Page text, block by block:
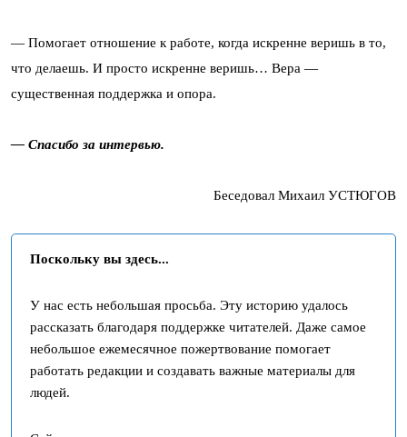
— Помогает отношение к работе, когда искренне веришь в то,
что делаешь. И просто искренне веришь… Вера —
существенная поддержка и опора.
— Спасибо за интервью.
Беседовал Михаил УСТЮГОВ
Поскольку вы здесь...
У нас есть небольшая просьба. Эту историю удалось
рассказать благодаря поддержке читателей. Даже самое
небольшое ежемесячное пожертвование помогает
работать редакции и создавать важные материалы для
людей.